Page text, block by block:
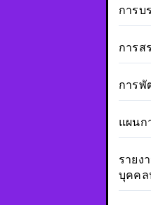
การบ
การส
การพั
แผนก
รายง
บุคคล